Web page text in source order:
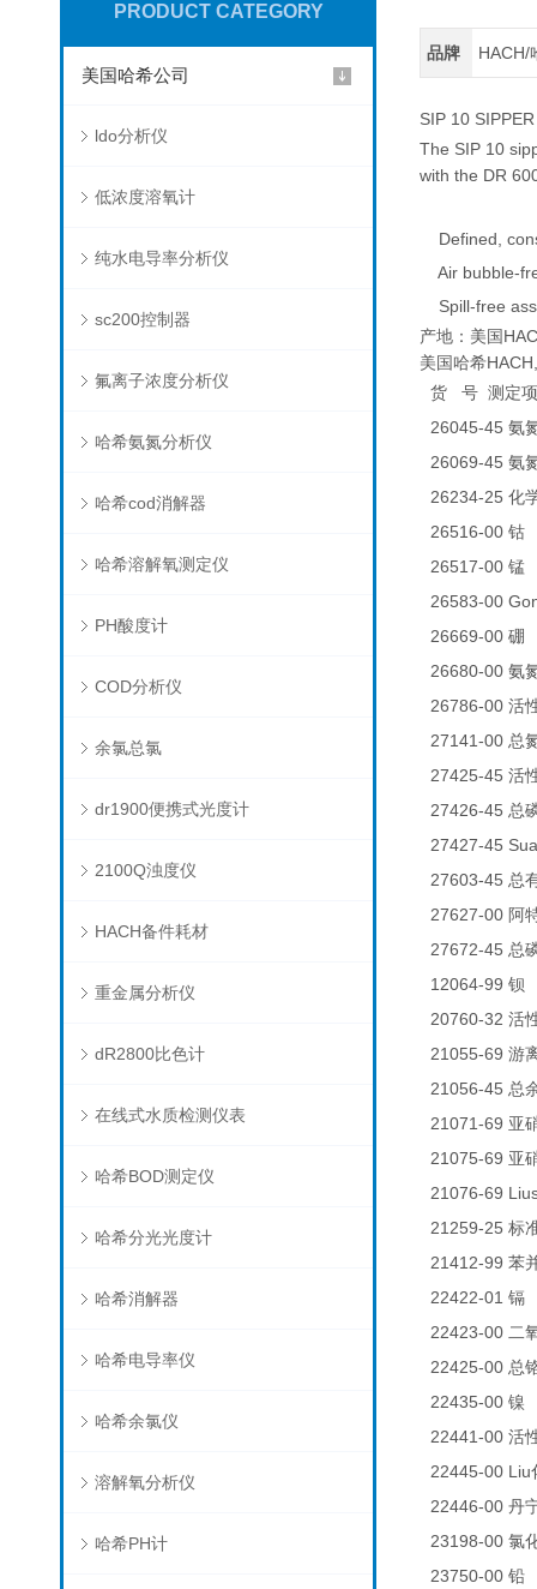
PRODUCT CATEGORY
美国哈希公司
ldo分析仪
低浓度溶氧计
纯水电导率分析仪
sc200控制器
氟离子浓度分析仪
哈希氨氮分析仪
哈希cod消解器
哈希溶解氧测定仪
PH酸度计
COD分析仪
余氯总氯
dr1900便携式光度计
2100Q浊度仪
HACH备件耗材
重金属分析仪
dR2800比色计
在线式水质检测仪表
哈希BOD测定仪
哈希分光光度计
哈希消解器
哈希电导率仪
哈希余氯仪
溶解氧分析仪
哈希PH计
品牌 HACH/
SIP 10
The SIP 10
with the DR
Defined,
Air bubble-
Spill-free
产地：美国
美国哈希
货 号 测定
26045-45 氨
26069-45 氨
26234-25 化
26516-00 钴
26517-00 锰
26583-00
26669-00 硼
26680-00 氨
26786-00 活
27141-00 总
27425-45 活
27426-45 总
27427-45
27603-45 总
27627-00 阿
27672-45 总
12064-99 钡
20760-32 活
21055-69 游
21056-45 总
21071-69 亚
21075-69 亚
21076-69
21259-25 标
21412-99 苯
22422-01 镉
22423-00 二
22425-00 总
22435-00 镍
22441-00 活
22445-00 Liu
22446-00 丹
23198-00 氯
23750-00 铅